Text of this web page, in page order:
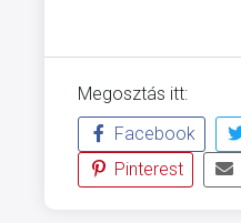
Megosztás itt:
Facebook
Pinterest